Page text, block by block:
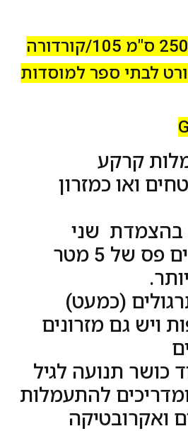
לבתי ספר למוסדות
קרקע
ואו כמזרון
בהצמדת שני
מזרונים מקבלים פס של 5 מטר
(כמעט)
ויש גם מזרונים
כושר תנועה לגיל
להתעמלות
ואקרובטיקה